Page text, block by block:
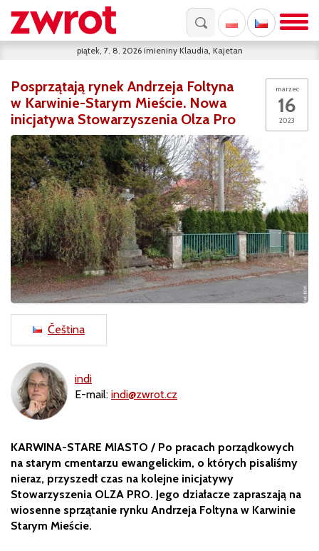
piątek, 7. 8. 2026 imieniny Klaudia, Kajetan
marzec
16
2023
Posprzątają rynek Andrzeja Foltyna
w Karwinie-Starym Mieście. Nowa
inicjatywa Stowarzyszenia Olza Pro
Čeština
indi
E-mail: indi@zwrot.cz
KARWINA-STARE MIASTO / Po pracach porządkowych
na starym cmentarzu ewangelickim, o których pisaliśmy
nieraz, przyszedł czas na kolejne inicjatywy
Stowarzyszenia OLZA PRO. Jego działacze zapraszają na
wiosenne sprzątanie rynku Andrzeja Foltyna w Karwinie
Starym Mieście.